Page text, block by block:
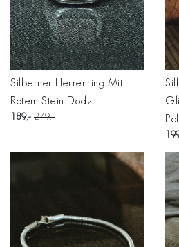
Silberner Herrenring Mit
Rotem Stein Dodzi
189 249